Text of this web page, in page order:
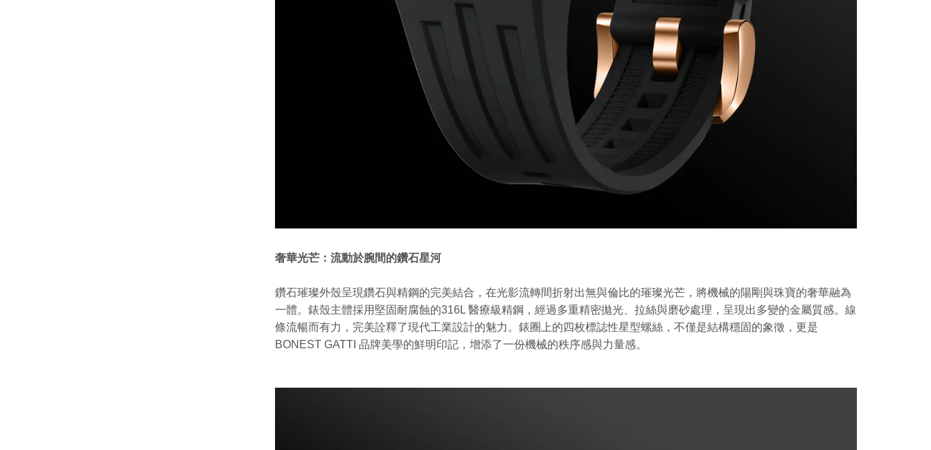
奢華光芒：流動於腕間的鑽石星河
鑽石璀璨外殼呈現鑽石與精鋼的完美結合，在光影流轉間折射出無與倫比的璀璨光芒，將機械的陽剛與珠寶的奢華融為
一體。 錶殼主體採用堅固耐腐蝕的316L 醫療級精鋼，經過多重精密拋光、拉絲與磨砂處理，呈現出多變的金屬質感。線
條流暢而有力，完美詮釋了現代工業設計的魅力。 錶圈上的四枚標誌性星型螺絲，不僅是結構穩固的象徵，更是
BONEST GATTI 品牌美學的鮮明印記，增添了一份機械的秩序感與力量感。